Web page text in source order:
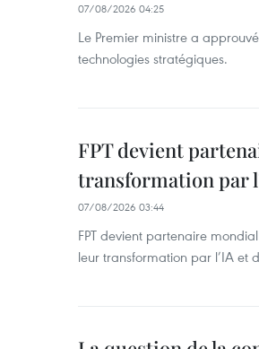
07/08/2026 04:25
Le Premier ministre a
technologies stratégiques.
FPT devient
transformation par
07/08/2026 03:44
FPT devient partenaire
leur transformation par l’IA et